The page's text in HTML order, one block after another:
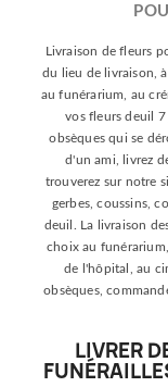
Livraison de fleurs
du lieu de livraison,
au funérarium, au
vos fleurs deuil 7
obsèques qui se
d'un ami, livrez
trouverez sur notre
gerbes, coussins,
deuil. La livraison
choix au
de l'hôpital, au
obsèques,
LIVRER